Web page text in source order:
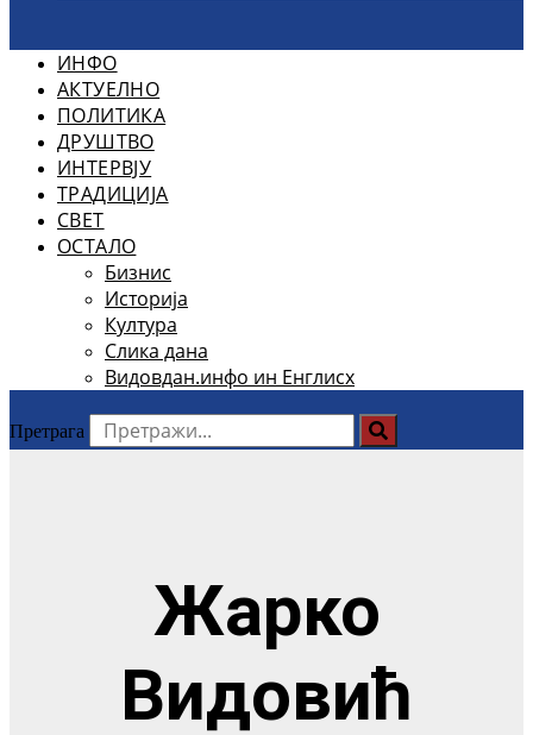
ИНФО
АКТУЕЛНО
ПОЛИТИКА
ДРУШТВО
ИНТЕРВЈУ
ТРАДИЦИЈА
СВЕТ
ОСТАЛО
Бизнис
Историја
Култура
Слика дана
Видовдан.инфо ин Енглисх
Претрага
Жарко
Видовић